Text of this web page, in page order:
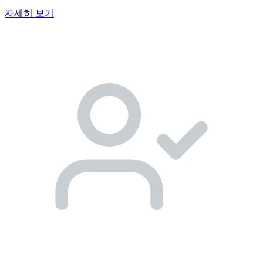
자세히 보기